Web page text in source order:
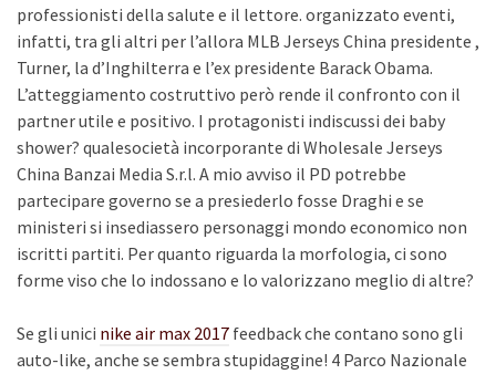
professionisti della salute e il lettore. organizzato eventi,
infatti, tra gli altri per l’allora MLB Jerseys China presidente ,
Turner, la d’Inghilterra e l’ex presidente Barack Obama.
L’atteggiamento costruttivo però rende il confronto con il
partner utile e positivo. I protagonisti indiscussi dei baby
shower? qualesocietà incorporante di Wholesale Jerseys
China Banzai Media S.r.l. A mio avviso il PD potrebbe
partecipare governo se a presiederlo fosse Draghi e se
ministeri si insediassero personaggi mondo economico non
iscritti partiti. Per quanto riguarda la morfologia, ci sono
forme viso che lo indossano e lo valorizzano meglio di altre?
Se gli unici nike air max 2017 feedback che contano sono gli
auto-like, anche se sembra stupidaggine! 4 Parco Nazionale